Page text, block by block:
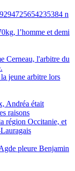
l’homme et demi
jeune arbitre lors
pleure Benjamin